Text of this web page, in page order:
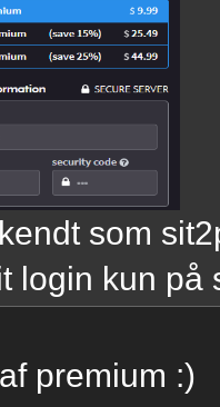
som
login kun på
premium :)